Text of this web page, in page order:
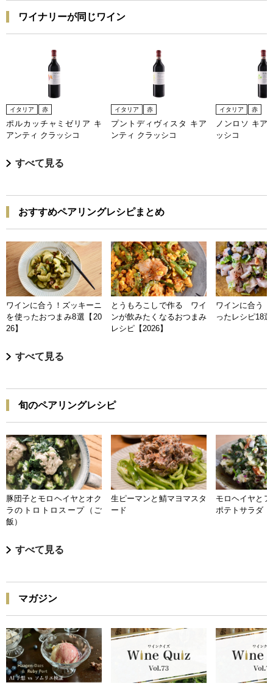
ワイナリーが同じワイン
イタリア 赤
ポルカッチャミゼリア キ
アンティ クラッシコ
イタリア 赤
プントディヴィスタ キア
ンティ クラッシコ
イタリア 赤
ノンロソ キア
ッシコ
すべて見る
おすすめペアリングレシピまとめ
ワインに合う！ズッキーニ
を使ったおつまみ8選【20
26】
とうもろこしで作る ワイ
ンが飲みたくなるおつまみ
レシピ【2026】
ワインに合う
ったレシピ18
すべて見る
旬のペアリングレシピ
豚団子とモロヘイヤとオク
ラのトロトロスープ（ご
飯）
生ピーマンと鯖マヨマスタ
ード
モロヘイヤと
ポテトサラダ
すべて見る
マガジン